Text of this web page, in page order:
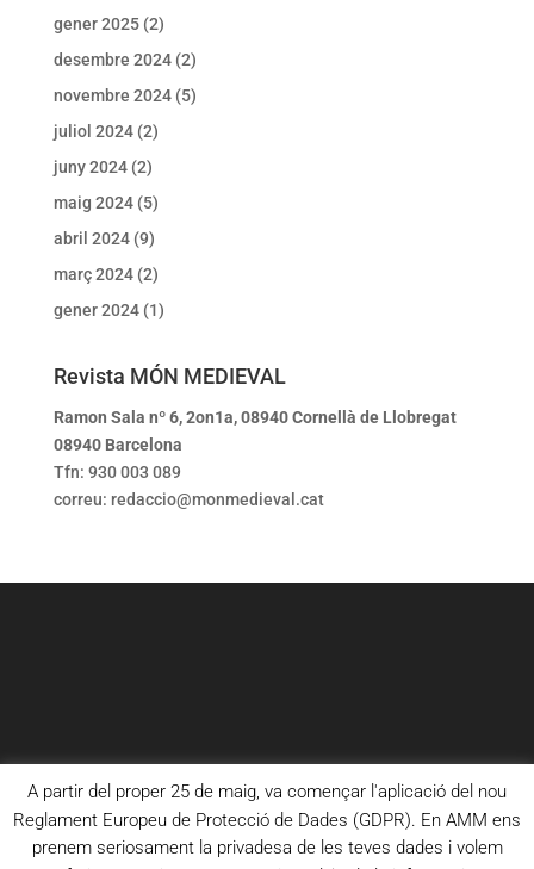
gener 2025(2)
desembre 2024(2)
novembre 2024(5)
juliol 2024(2)
juny 2024(2)
maig 2024(5)
abril 2024(9)
març 2024(2)
gener 2024(1)
Revista MÓN MEDIEVAL
Ramon Sala nº 6, 2on1a, 08940 Cornellà de Llobregat
08940 Barcelona
Tfn: 930 003 089
correu: redaccio@monmedieval.cat
A partir del proper 25 de maig, va començar l'aplicació del nou
Reglament Europeu de Protecció de Dades (GDPR). En AMM ens
prenem seriosament la privadesa de les teves dades i volem